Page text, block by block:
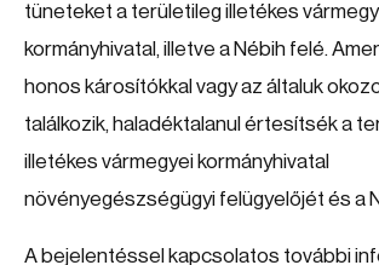
tüneteket a területileg illetékes
kormányhivatal, illetve a Nébih felé.
honos károsítókkal vagy az általuk
találkozik, haladéktalanul értesítsék a
illetékes vármegyei kormányhivatal
növényegészségügyi felügyelőjét és a
A bejelentéssel kapcsolatos további